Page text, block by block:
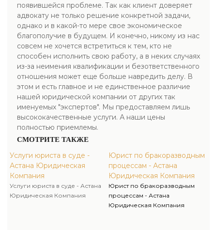
появившейся проблеме. Так как клиент доверяет
адвокату не только решение конкретной задачи,
однако и в какой-то мере свое экономическое
благополучие в будущем. И конечно, никому из нас
совсем не хочется встретиться к тем, кто не
способен исполнить свою работу, а в неких случаях
из-за неимения квалификации и безответственного
отношения может еще больше навредить делу. В
этом и есть главное и не единственное различие
нашей юридической компании от других так
именуемых "экспертов". Мы предоставляем лишь
высококачественные услуги. А наши цены
полностью приемлемы.
СМОТРИТЕ ТАКЖЕ
Услуги юриста в суде -
Астана Юридическая
Компания
Услуги юриста в суде - Астана
Юридическая Компания
Юрист по бракоразводным
процессам - Астана
Юридическая Компания
Юрист по бракоразводным
процессам - Астана
Юридическая Компания